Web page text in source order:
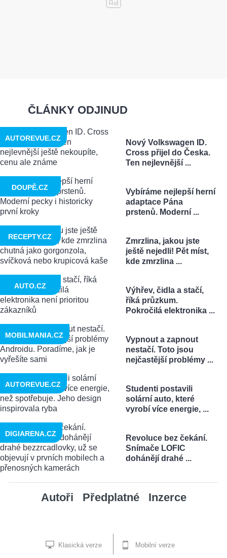
ČLÁNKY ODJINUD
Nový Volkswagen ID.
Cross přijel do Česka.
Ten nejlevnější ...
AUTOREVUE.CZ
Vybíráme nejlepší herní
adaptace Pána
prstenů. Moderní ...
DOUPĚ.CZ
Zmrzlina, jakou jste
ještě nejedli! Pět míst,
kde zmrzlina ...
RECEPTY.CZ
Výhřev, čidla a stačí,
říká průzkum.
Pokročilá elektronika ...
AUTO.CZ
Vypnout a zapnout
nestačí. Toto jsou
nejčastější problémy ...
MOBILMANIA.CZ
Studenti postavili
solární auto, které
vyrobí více energie, ...
AUTOREVUE.CZ
Revoluce bez čekání.
Snímače LOFIC
dohánějí drahé ...
DIGIARENA.CZ
Autoři Předplatné Inzerce
Klasická verze Mobilní verze